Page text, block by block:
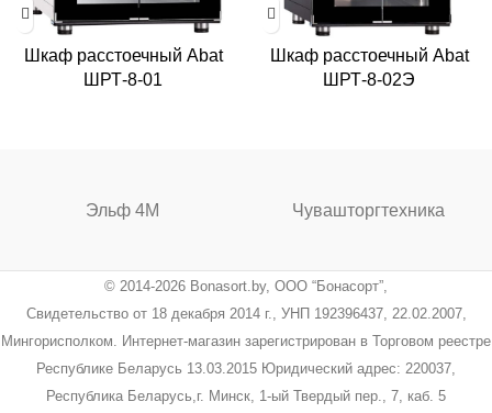
Шкаф расстоечный Abat
ШРТ-8-01
Шкаф расстоечный Abat
ШРТ-8-02Э
Эльф 4М Чувашторгтехника
© 2014-2026 Bonasort.by, ООО “Бонасорт”,
Свидетельство от 18 декабря 2014 г., УНП 192396437, 22.02.2007,
Мингорисполком. Интернет-магазин зарегистрирован в Торговом реестре
Республике Беларусь 13.03.2015 Юридический адрес: 220037,
Республика Беларусь,г. Минск, 1-ый Твердый пер., 7, каб. 5